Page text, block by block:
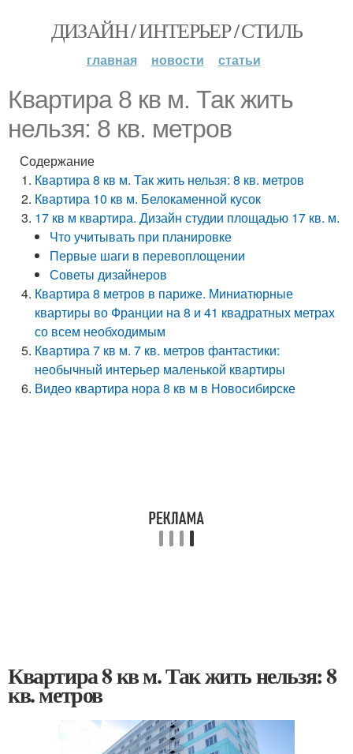
ДИЗАЙН / ИНТЕРЬЕР / СТИЛЬ
главная новости статьи
Квартира 8 кв м. Так жить
нельзя: 8 кв. метров
Содержание
Квартира 8 кв м. Так жить нельзя: 8 кв. метров
Квартира 10 кв м. Белокаменной кусок
17 кв м квартира. Дизайн студии площадью 17 кв. м.
Что учитывать при планировке
Первые шаги в перевоплощении
Советы дизайнеров
Квартира 8 метров в париже. Миниатюрные
квартиры во Франции на 8 и 41 квадратных метрах
со всем необходимым
Квартира 7 кв м. 7 кв. метров фантастики:
необычный интерьер маленькой квартиры
Видео квартира нора 8 кв м в Новосибирске
Квартира 8 кв м. Так жить нельзя: 8
кв. метров